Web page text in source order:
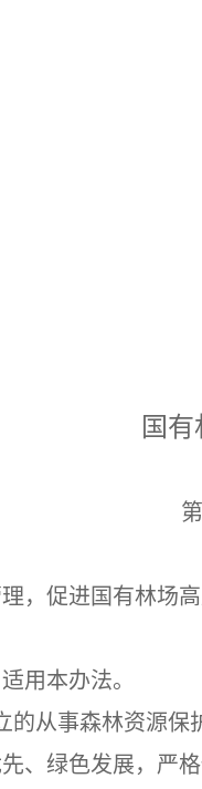
国家林
国
，促进国有林场
用本办法。
从事森林资源保
、绿色发展，严